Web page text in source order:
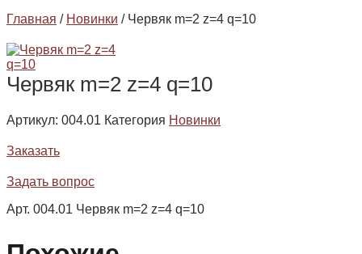
Главная / Новинки / Червяк m=2 z=4 q=10
Червяк m=2 z=4 q=10
Артикул: 004.01 Категория Новинки
Заказать
Задать вопрос
Арт. 004.01 Червяк m=2 z=4 q=10